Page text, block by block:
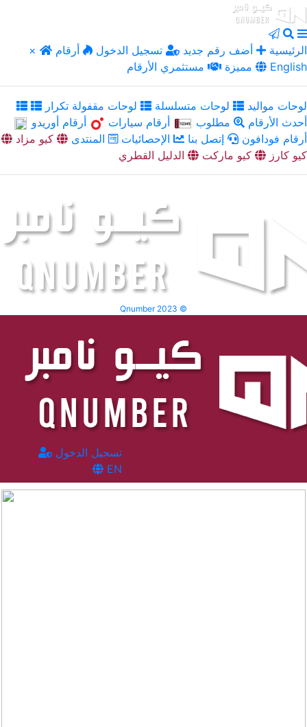
× الرئيسية أضف رقم جديد تسجيل الدخول
أرقام
مميزة
مستثمري الأرقام English
لوحات مواليد لوحات متسلسلة
لوحات مقفولة تكرار
أحدث الأرقام
مطلوب أرقام سيارات
أرقام أوريدو
أرقام فودافون
إتصل بنا الإحصائيات المنتدى
كيو مزاد
كيو كارز
كيو ماركت الدليل القطري
Qnumber 2023 ©
تسجيل الدخول
EN